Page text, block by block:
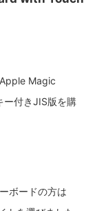
EOS R10
LUMIX S9
Magic
付きJIS版を購
ボードの方は